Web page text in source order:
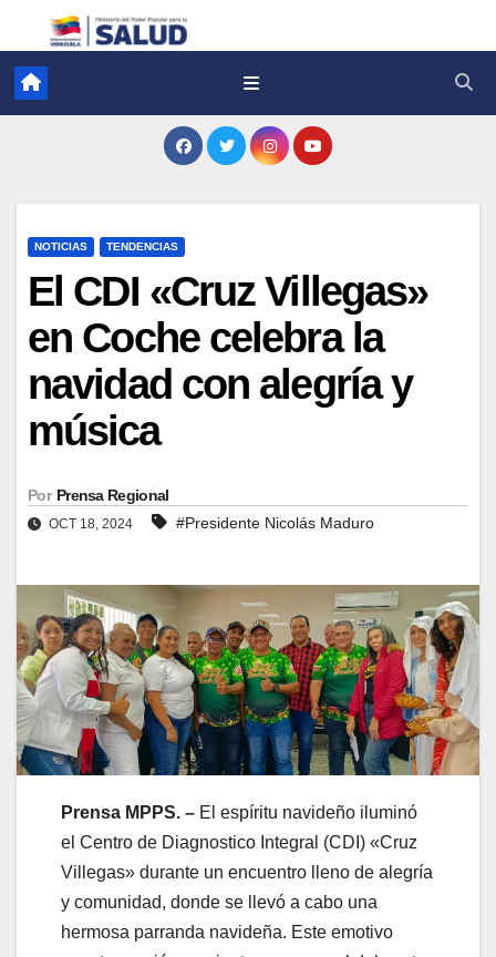
NOTICIAS TENDENCIAS
El CDI «Cruz Villegas»
en Coche celebra la
navidad con alegría y
música
Por Prensa Regional
OCT 18, 2024 #Presidente Nicolás Maduro
Prensa MPPS. – El espíritu navideño iluminó
el Centro de Diagnostico Integral (CDI) «Cruz
Villegas» durante un encuentro lleno de alegría
y comunidad, donde se llevó a cabo una
hermosa parranda navideña. Este emotivo